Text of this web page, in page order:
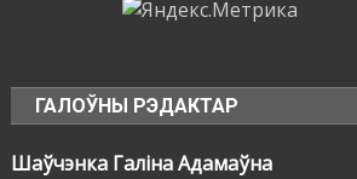
ГАЛОЎНЫ РЭДАКТАР
Шаўчэнка Галіна Адамаўна